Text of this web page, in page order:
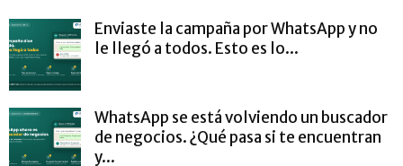
Enviaste la campaña por WhatsApp y no
le llegó a todos. Esto es lo...
WhatsApp se está volviendo un buscador
de negocios. ¿Qué pasa si te encuentran
y...